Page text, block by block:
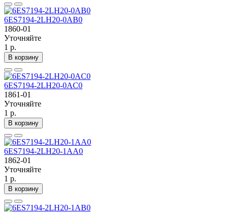
6ES7194-2LH20-0AB0
1860-01
Уточняйте
1 р.
В корзину
6ES7194-2LH20-0AC0
1861-01
Уточняйте
1 р.
В корзину
6ES7194-2LH20-1AA0
1862-01
Уточняйте
1 р.
В корзину